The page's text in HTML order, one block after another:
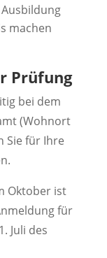
machen
Prüfung
bei dem
(Wohnort
Sie für Ihre
Oktober ist
für
Juli des